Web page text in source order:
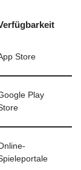
Store
Play